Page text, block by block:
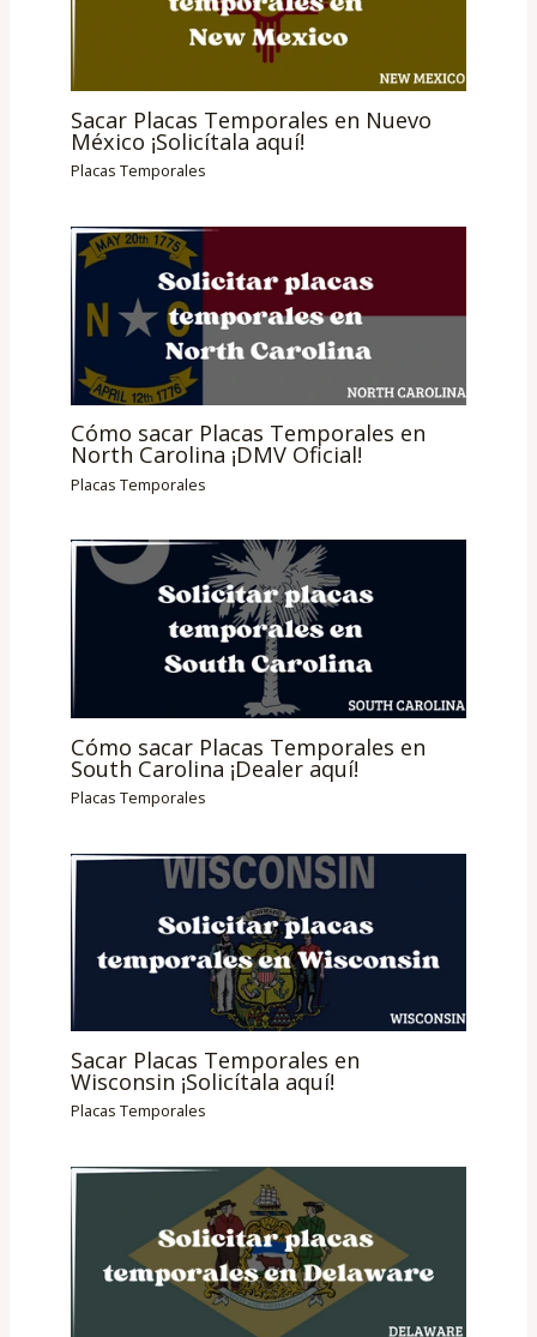
Sacar Placas Temporales en Nuevo
México ¡Solicítala aquí!
Placas Temporales
Cómo sacar Placas Temporales en
North Carolina ¡DMV Oficial!
Placas Temporales
Cómo sacar Placas Temporales en
South Carolina ¡Dealer aquí!
Placas Temporales
Sacar Placas Temporales en
Wisconsin ¡Solicítala aquí!
Placas Temporales